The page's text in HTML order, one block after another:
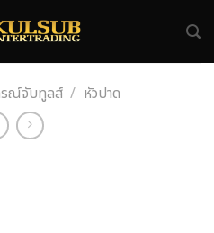
ณ์จับทูลส์ / หัวปาด